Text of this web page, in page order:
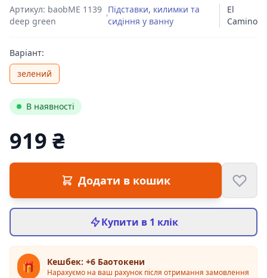
Артикул: baobME 1139
deep green
Підставки, килимки та
сидіння у ванну
El
Camino
Варіант:
зелений
В наявності
Цена:
919 ₴
Додати в кошик
Купити в 1 клік
🎁 Кешбек: +6 Баотокени
Нарахуємо на ваш рахунок після отримання замовлення